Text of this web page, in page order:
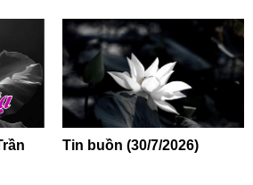
Tin buồn (30/7/2026)